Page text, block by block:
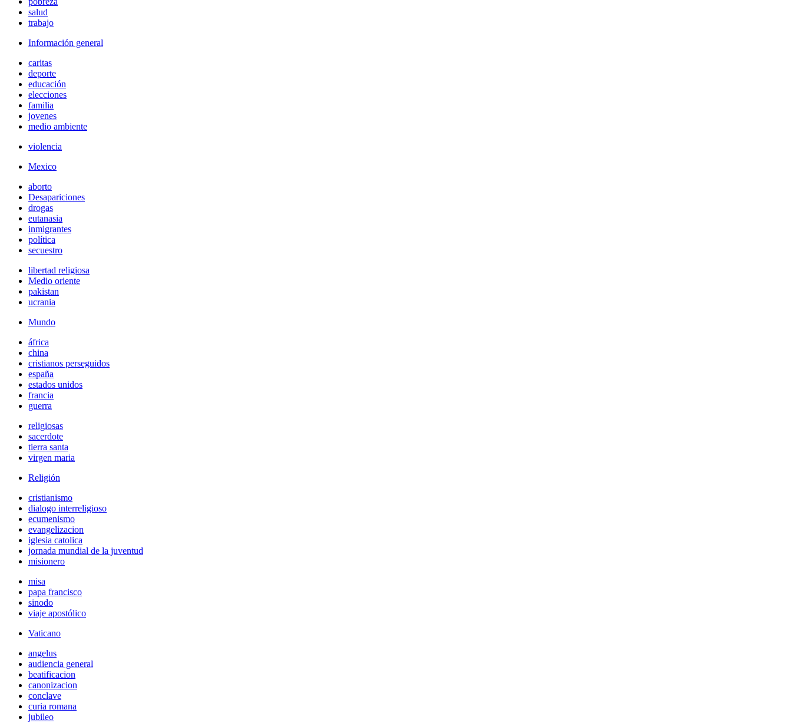
salud
trabajo
Información general
caritas
deporte
educación
elecciones
familia
jovenes
medio ambiente
violencia
Mexico
aborto
Desapariciones
drogas
eutanasia
inmigrantes
política
secuestro
libertad religiosa
Medio oriente
pakistan
ucrania
Mundo
áfrica
china
cristianos perseguidos
españa
estados unidos
francia
guerra
religiosas
sacerdote
tierra santa
virgen maria
Religión
cristianismo
dialogo interreligioso
ecumenismo
evangelizacion
iglesia catolica
jornada mundial de la juventud
misionero
misa
papa francisco
sinodo
viaje apostólico
Vaticano
angelus
audiencia general
beatificacion
canonizacion
conclave
curia romana
jubileo